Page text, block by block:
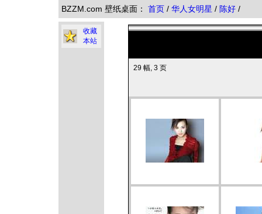
BZZM.com 壁纸桌面： 首页 / 华人女明星 / 陈好 /
收藏
本站
29 幅, 3 页